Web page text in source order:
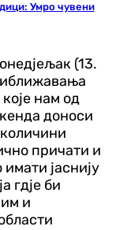
Умро чувени
(13.
нам од
доноси
причати и
јаснију
гдје би
и